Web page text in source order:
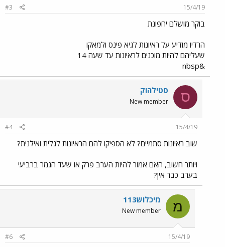
15/4/19
#3
בוקר מושלם יחפונת
הרדיו מודיע על ראיונות לגיא פינס ולמאקו
שעליהם להיות מוכנים לראיונות עד שעה 14
&nbsp
ס סטילהוק
New member
15/4/19
#4
שוב ראיונות סתמיים? לא הספיקו להם הראיונות לגלית ואילנית?
ויותר חשוב, האם אמור להיות הערב פרק או שעד הגמר ברביעי
בערב כבר אין?
מ מיכלוש113
New member
15/4/19
#6